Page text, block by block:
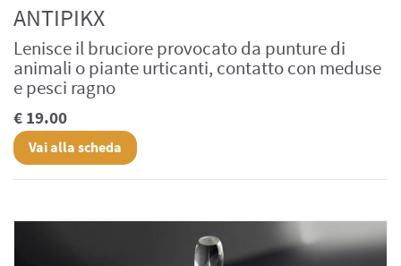
ANTIPIKX
Lenisce il bruciore provocato da punture di
animali o piante urticanti, contatto con meduse
e pesci ragno
€ 19.00
Vai alla scheda